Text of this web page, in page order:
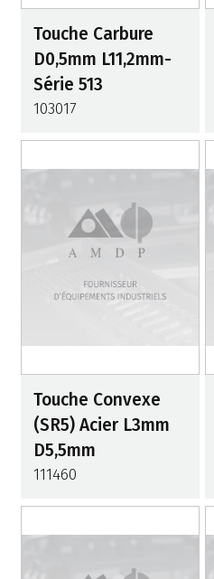
Touche Carbure
D0,5mm L11,2mm-
Série 513
103017
Touche Convexe
(SR5) Acier L3mm
D5,5mm
111460